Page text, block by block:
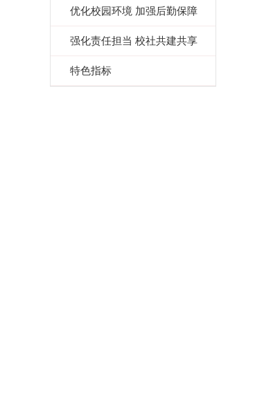
优化校园环境 加强后勤保障
强化责任担当 校社共建共享
特色指标